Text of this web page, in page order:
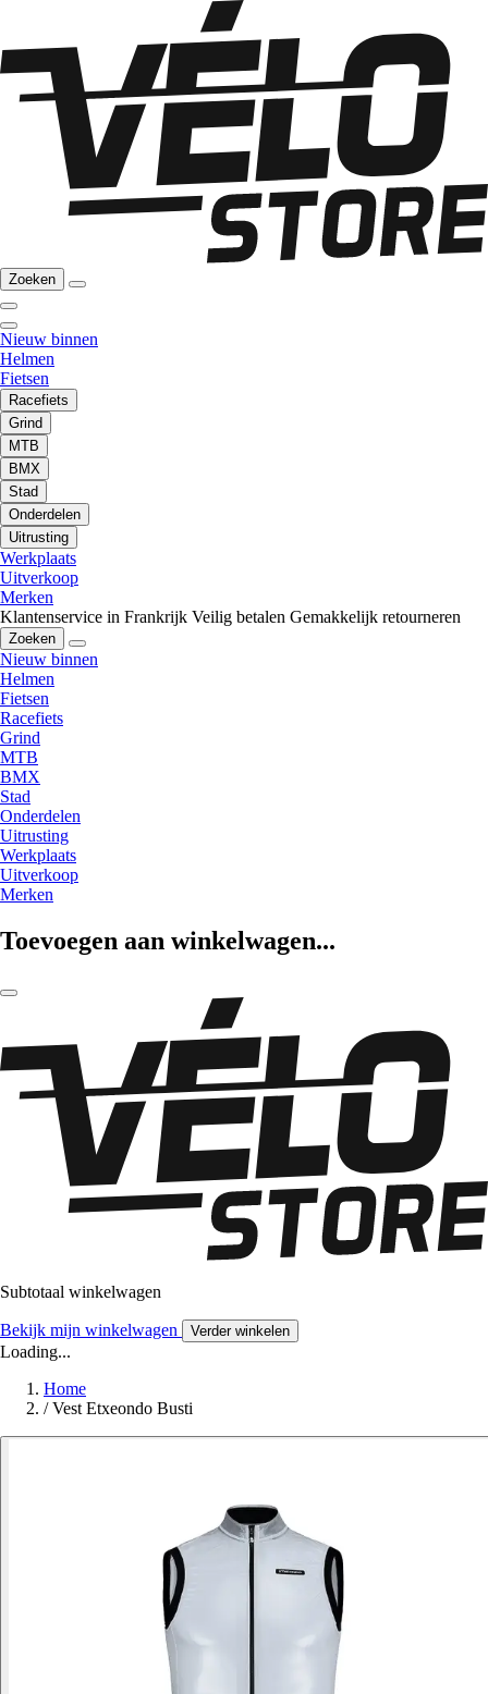
Zoeken
Nieuw binnen
Helmen
Fietsen
Racefiets
Grind
MTB
BMX
Stad
Onderdelen
Uitrusting
Werkplaats
Uitverkoop
Merken
Klantenservice in Frankrijk Veilig betalen Gemakkelijk retourneren
Zoeken
Nieuw binnen
Helmen
Fietsen
Racefiets
Grind
MTB
BMX
Stad
Onderdelen
Uitrusting
Werkplaats
Uitverkoop
Merken
Toevoegen aan winkelwagen...
Subtotaal winkelwagen
Bekijk mijn winkelwagen Verder winkelen
Loading...
Home
/ Vest Etxeondo Busti